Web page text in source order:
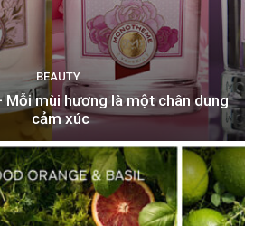
BEAUTY
Mỗi mùi hương là một chân dung
cảm xúc